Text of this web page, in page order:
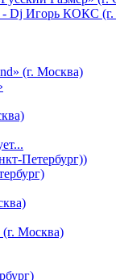
Игорь КОКС (г.
(г. Москва)
Петербург))
Москва)